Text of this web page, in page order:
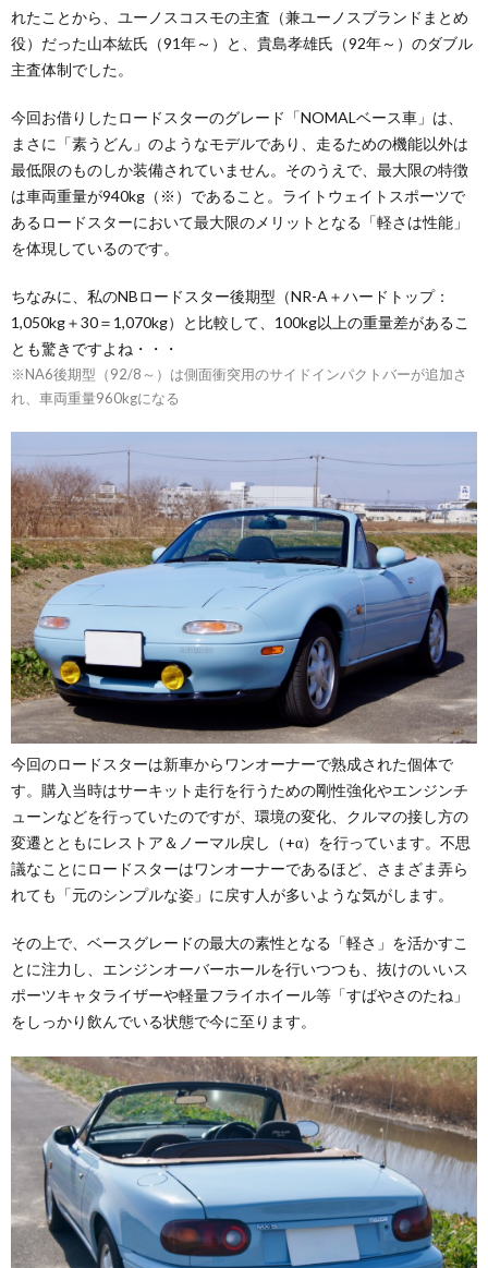
れたことから、ユーノスコスモの主査（兼ユーノスブランドまとめ
役）だった山本紘氏（91年～）と、貴島孝雄氏（92年～）のダブル
主査体制でした。
今回お借りしたロードスターのグレード「NOMALベース車」は、
まさに「素うどん」のようなモデルであり、走るための機能以外は
最低限のものしか装備されていません。そのうえで、最大限の特徴
は車両重量が940kg（※）であること。ライトウェイトスポーツで
あるロードスターにおいて最大限のメリットとなる「軽さは性能」
を体現しているのです。
ちなみに、私のNBロードスター後期型（NR-A＋ハードトップ：
1,050kg＋30＝1,070kg）と比較して、100kg以上の重量差があるこ
とも驚きですよね・・・
※NA6後期型（92/8～）は側面衝突用のサイドインパクトバーが追加さ
れ、車両重量960kgになる
今回のロードスターは新車からワンオーナーで熟成された個体で
す。購入当時はサーキット走行を行うための剛性強化やエンジンチ
ューンなどを行っていたのですが、環境の変化、クルマの接し方の
変遷とともにレストア＆ノーマル戻し（+α）を行っています。不思
議なことにロードスターはワンオーナーであるほど、さまざま弄ら
れても「元のシンプルな姿」に戻す人が多いような気がします。
その上で、ベースグレードの最大の素性となる「軽さ」を活かすこ
とに注力し、エンジンオーバーホールを行いつつも、抜けのいいス
ポーツキャタライザーや軽量フライホイール等「すばやさのたね」
をしっかり飲んでいる状態で今に至ります。